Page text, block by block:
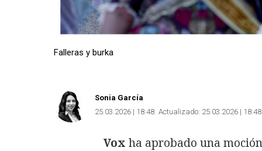
Falleras y burka
Sonia García
25.03.2026 | 18:48 Actualizado: 25.03.2026 | 18:48
Vox ha aprobado una